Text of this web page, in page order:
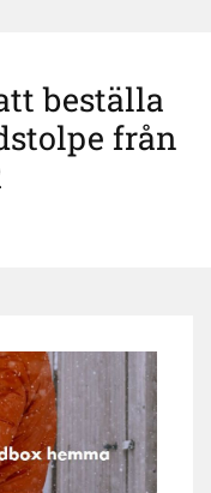
beställa
från